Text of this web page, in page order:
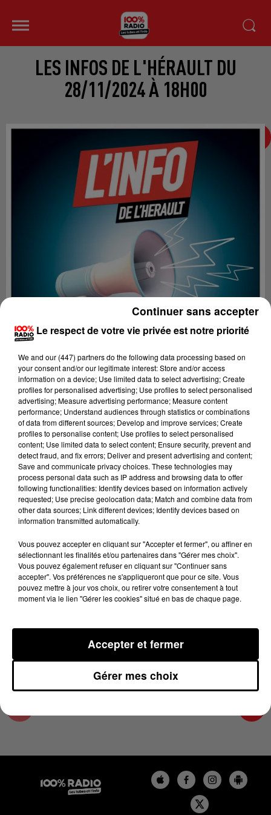
LES INFOS DE L'HÉRAULT DU
28/11/2024 À 18H00
Lecture (4 min 21 sec)
100%
100% Radio les infos de l'Hérault
28 novembre 2024 - 4 min 21 sec
LES INFOS DE L'HÉRAULT DU 28/11/2024 À
18H00
Podcasts infos de l'Hérault
Le respect de votre vie privée est notre priorité
We and our (447) partnersdo the following data processing based on
your consent and/or our legitimate interest: Store and/or access
information on a device; Use limited data to select advertising; Create
profiles for personalised advertising; Use profiles to select personalised
advertising; Measure advertising performance; Measure content
performance; Understand audiences through statistics or combinations
of data from different sources; Develop and improve services; Create
profiles to personalise content; Use profiles to select personalised
content; Use limited data to select content; Ensure security, prevent and
detect fraud, and fix errors; Deliver and present advertising and content;
Save and communicate privacy choices. These technologies may
process personal data such as IP address and browsing data to offer
following functionalities: Identify devices based on information actively
requested; Use precise geolocation data; Match and combine data from
other data sources; Link different devices; Identify devices based on
information transmitted automatically.
Vous pouvez accepter en cliquant sur "Accepter et fermer", ou affiner en
sélectionnant les finalités et/ou partenaires dans "Gérer mes choix".
Vous pouvez également refuser en cliquant sur "Continuer sans
accepter". Vos préférences ne s'appliqueront que pour ce site. Vous
pouvez mettre à jour vos choix, ou retirer votre consentement à tout
moment via le lien "Gérer les cookies" situé en bas de chaque page.
Gérer mes choix
Accepter et fermer
Continuer sans accepter